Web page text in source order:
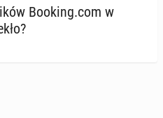
Booking.com w